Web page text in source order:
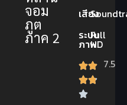
จอม
ภูต
ภาค 2
เสียง
ระบบ
ภาพ
Full
HD
7.5